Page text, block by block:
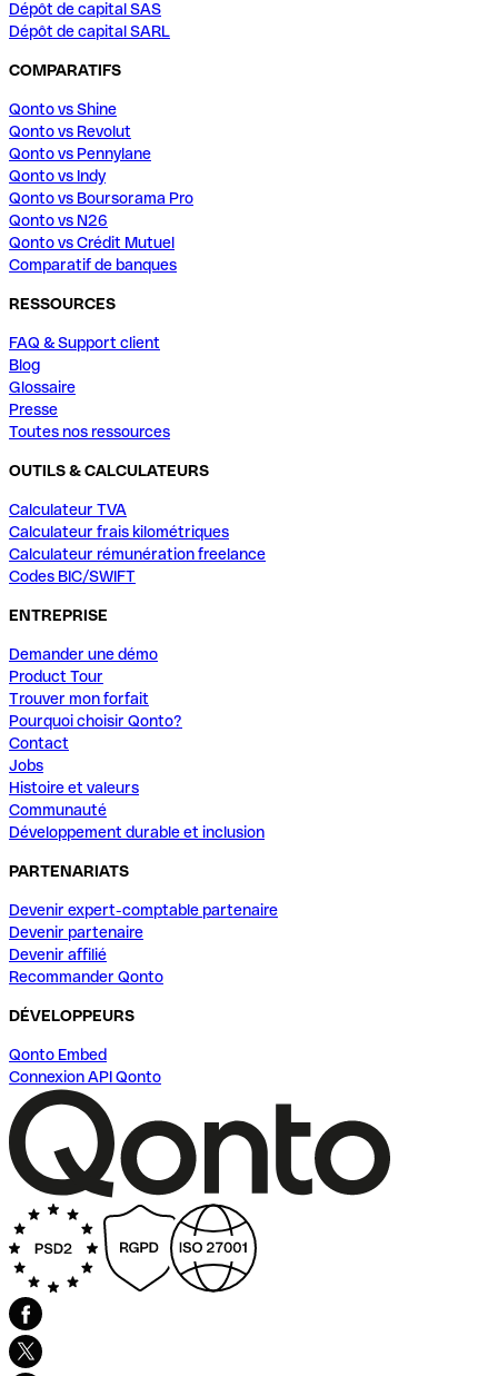
Dépôt de capital SAS
Dépôt de capital SARL
COMPARATIFS
Qonto vs Shine
Qonto vs Revolut
Qonto vs Pennylane
Qonto vs Indy
Qonto vs Boursorama Pro
Qonto vs N26
Qonto vs Crédit Mutuel
Comparatif de banques
RESSOURCES
FAQ & Support client
Blog
Glossaire
Presse
Toutes nos ressources
OUTILS & CALCULATEURS
Calculateur TVA
Calculateur frais kilométriques
Calculateur rémunération freelance
Codes BIC/SWIFT
ENTREPRISE
Demander une démo
Product Tour
Trouver mon forfait
Pourquoi choisir Qonto?
Contact
Jobs
Histoire et valeurs
Communauté
Développement durable et inclusion
PARTENARIATS
Devenir expert-comptable partenaire
Devenir partenaire
Devenir affilié
Recommander Qonto
DÉVELOPPEURS
Qonto Embed
Connexion API Qonto